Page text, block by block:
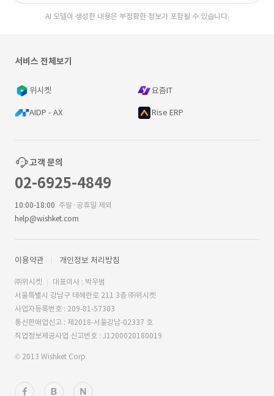
AI 모델이 생성한 내용은 부정확한 정보가 포함될 수 있습니다.
서비스 전체보기
위시켓 요즘IT
AIDP - AX Rise ERP
고객 문의
02-6925-4849
10:00-18:00 주말·공휴일 제외
help@wishket.com
이용약관 개인정보 처리방침
㈜위시켓
대표이사 : 박우범
서울특별시 강남구 테헤란로 211 3층 ㈜위시켓
사업자등록번호 : 209-81-57303
통신판매업신고 : 제2018-서울강남-02337 호
직업정보제공사업 신고번호 : J1200020180019
© 2013 Wishket Corp.